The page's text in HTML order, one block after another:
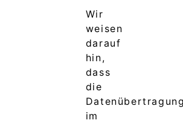
Wir
weisen
darauf
hin,
dass
die
im